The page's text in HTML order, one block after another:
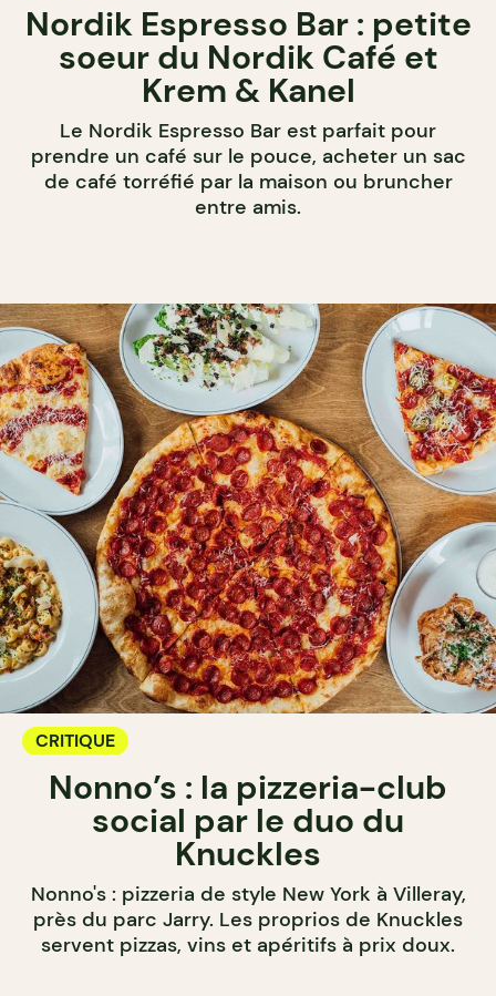
Nordik Espresso Bar : petite
soeur du Nordik Café et
Krem & Kanel
Le Nordik Espresso Bar est parfait pour
prendre un café sur le pouce, acheter un sac
de café torréfié par la maison ou bruncher
entre amis.
CRITIQUE
Nonno’s : la pizzeria-club
social par le duo du
Knuckles
Nonno's : pizzeria de style New York à Villeray,
près du parc Jarry. Les proprios de Knuckles
servent pizzas, vins et apéritifs à prix doux.